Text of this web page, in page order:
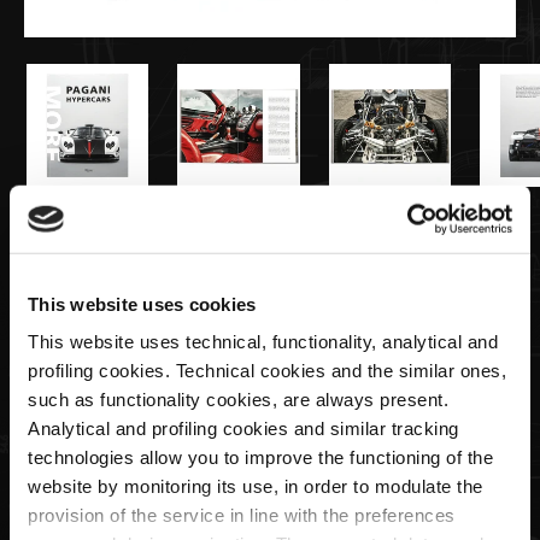
This website uses cookies
This website uses technical, functionality, analytical and
profiling cookies. Technical cookies and the similar ones,
such as functionality cookies, are always present.
Analytical and profiling cookies and similar tracking
technologies allow you to improve the functioning of the
website by monitoring its use, in order to modulate the
provision of the service in line with the preferences
€94,00
Libro "Hypercars-More", versione in
inglese | Edizione Mondadori
Quantità